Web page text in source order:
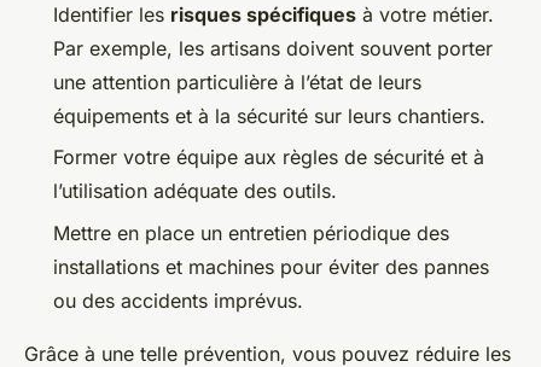
Identifier les risques spécifiques à votre métier.
Par exemple, les artisans doivent souvent porter
une attention particulière à l’état de leurs
équipements et à la sécurité sur leurs chantiers.
Former votre équipe aux règles de sécurité et à
l’utilisation adéquate des outils.
Mettre en place un entretien périodique des
installations et machines pour éviter des pannes
ou des accidents imprévus.
Grâce à une telle prévention, vous pouvez réduire les